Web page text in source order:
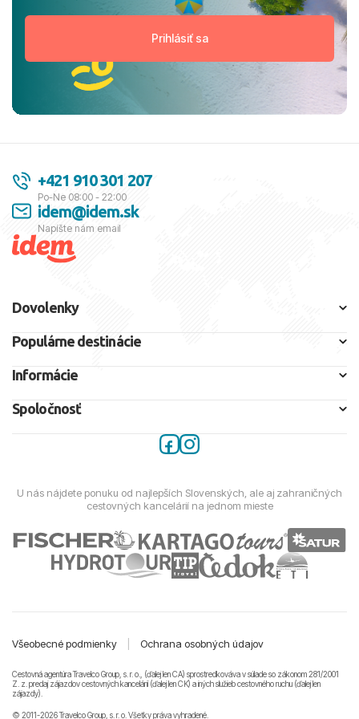
+421 910 301 207
Po-Ne 08:00 - 22:00
idem@idem.sk
Napíšte nám email
Dovolenky
Populárne destinácie
Informácie
Spoločnosť
U nás nájdete ponuku od najlepších Slovenských, ale aj zahraničných
cestovných kancelárií na jednom mieste
Všeobecné podmienky Ochrana osobných údajov
Cestovná agentúra Travelco Group, s. r. o., (ďalej len CA) sprostredkováva v súlade so zákonom 281/2001
Z. z. predaj zájazdov cestovných kancelárii (ďalej len CK) a iných služieb cestovného ruchu (ďalej len
zájazdy).
© 2011-2026 Travelco Group, s. r. o. Všetky práva vyhradené.